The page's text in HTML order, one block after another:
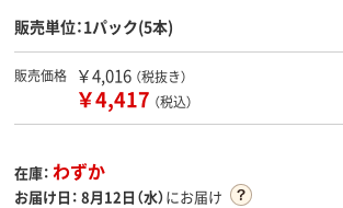
販売単位：1パック(5本)
販売価格 ￥4,016 （税抜き）
￥4,417 （税込）
在庫： わずか
お届け日： 8月12日（水）にお届け